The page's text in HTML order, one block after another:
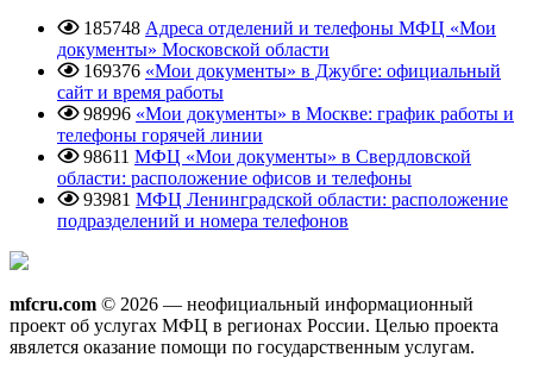
185748 Адреса отделений и телефоны МФЦ «Мои
документы» Московской области
169376 «Мои документы» в Джубге: официальный
сайт и время работы
98996 «Мои документы» в Москве: график работы и
телефоны горячей линии
98611 МФЦ «Мои документы» в Свердловской
области: расположение офисов и телефоны
93981 МФЦ Ленинградской области: расположение
подразделений и номера телефонов
mfcru.com © 2026 — неофициальный информационный
проект об услугах МФЦ в регионах России. Целью проекта
явялется оказание помощи по государственным услугам.